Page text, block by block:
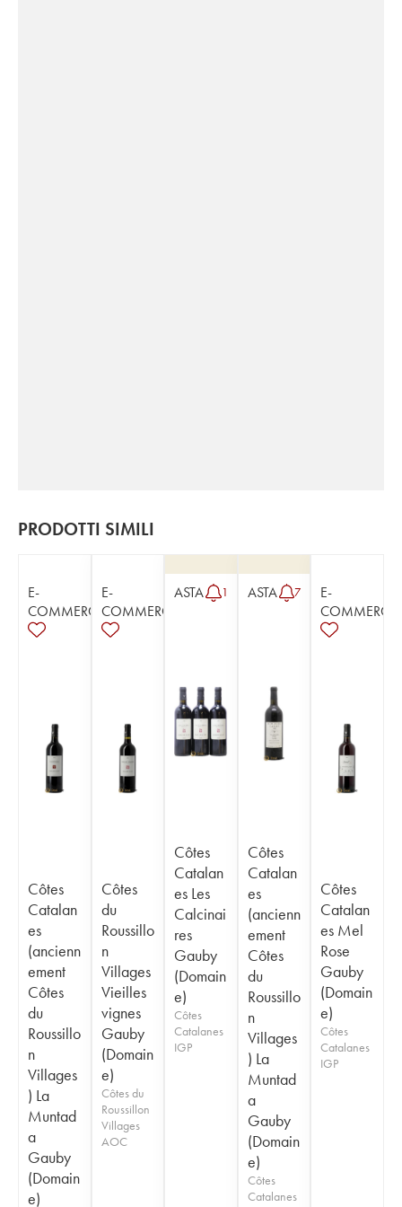
PRODOTTI SIMILI
E-
COMMERCE
Côtes
Catalan
es
(ancienn
ement
Côtes
du
Roussillo
n
Villages
) La
Muntad
a
Gauby
(Domain
e)
E-
COMMERCE
Côtes
du
Roussillo
n
Villages
Vieilles
vignes
Gauby
(Domain
e)
Côtes du
Roussillon
Villages
AOC
ASTA 1
Côtes
Catalan
es Les
Calcinai
res
Gauby
(Domain
e)
Côtes
Catalanes
IGP
ASTA 7
Côtes
Catalan
es
(ancienn
ement
Côtes
du
Roussillo
n
Villages
) La
Muntad
a
Gauby
(Domain
e)
Côtes
Catalanes
E-
COMMERCE
Côtes
Catalan
es Mel
Rose
Gauby
(Domain
e)
Côtes
Catalanes
IGP